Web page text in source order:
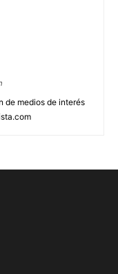
de medios de interés